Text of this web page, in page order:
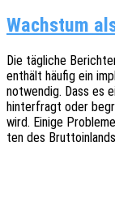
Wachstum
Die tägli­che
enthält häufig ein
notwen­dig. Dass es
hinter­fragt oder
wird. Einige
ten des